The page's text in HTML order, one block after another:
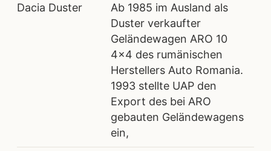
Dacia Duster
Ab 1985 im Ausland als
Duster verkaufter
Geländewagen ARO 10
4×4 des rumänischen
Herstellers Auto Romania.
1993 stellte UAP den
Export des bei ARO
gebauten Geländewagens
ein,